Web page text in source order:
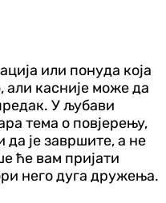
или понуда која
али касније може да
У љубави
тема о повјерењу,
да је завршите, а не
ће вам пријати
него дуга дружења.